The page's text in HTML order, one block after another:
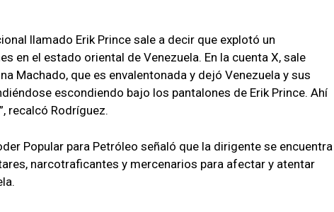
llamado Erik Prince sale a decir que explotó un
en el estado oriental de Venezuela. En la cuenta X, sale
Machado, que es envalentonada y dejó Venezuela y sus
escondiendo bajo los pantalones de Erik Prince. Ahí
recalcó Rodríguez.
Popular para Petróleo señaló que la dirigente se encuentra
narcotraficantes y mercenarios para afectar y atentar